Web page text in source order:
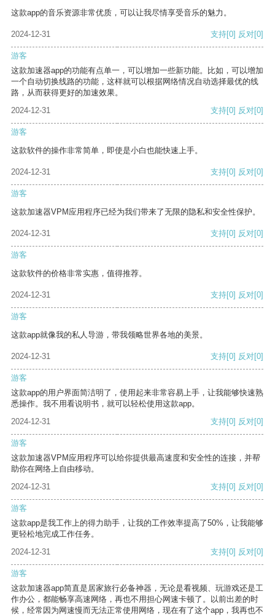
这款app的音乐资源非常优质，可以让我尽情享受音乐的魅力。
2024-12-31 支持[0] 反对[0]
游客
这款加速器app的功能有点单一，可以增加一些新功能。比如，可以增加
一个自动切换线路的功能，这样就可以根据网络情况自动选择最优的线
路，从而获得更好的加速效果。
2024-12-31
支持[0] 反对[0]
游客
这款软件的操作非常简单，即使是小白也能快速上手。
2024-12-31 支持[0] 反对[0]
游客
这款加速器VPM应用程序已经为我们带来了无限的隐私和安全性保护。
2024-12-31 支持[0] 反对[0]
游客
这款软件的价格非常实惠，值得推荐。
2024-12-31 支持[0] 反对[0]
游客
这款app就像我的私人导游，带我领略世界各地的美景。
2024-12-31 支持[0] 反对[0]
游客
这款app的用户界面简洁明了，使用起来非常容易上手，让我能够快速熟
悉操作。我不用看说明书，就可以轻松使用这款app。
2024-12-31
支持[0] 反对[0]
游客
这款加速器VPM应用程序可以给你提供最高速度和安全性的连接，并帮
助你在网络上自由移动。
2024-12-31
支持[0] 反对[0]
游客
这款app是我工作上的得力助手，让我的工作效率提高了50%，让我能够
更轻松地完成工作任务。
2024-12-31
支持[0] 反对[0]
游客
这款加速器app简直是居家旅行必备神器，无论是看视频、玩游戏还是工
作办公，都能畅享高速网络，再也不用担心网速卡顿了。以前出差的时
候，经常因为网速慢而无法正常使用网络，现在有了这个app，我再也不